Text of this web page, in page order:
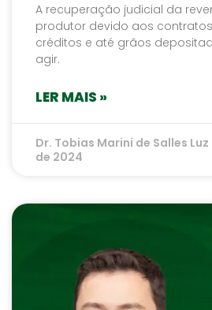
A recuperação judicial da
produtor devido aos
créditos e até grãos
agir.
LER MAIS »
Dr. Tobias Marini de Salles Luz
de 2024